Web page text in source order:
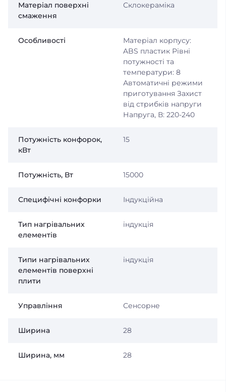
Матеріал поверхні
смаження
Склокераміка
Особливості
Матеріал корпусу:
ABS пластик Рівні
потужності та
температури: 8
Автоматичні режими
приготування Захист
від стрибків напруги
Напруга, В: 220-240
Потужність конфорок,
кВт
15
Потужність, Вт 15000
Специфічні конфорки Індукційна
Тип нагрівальних
елементів
індукція
Типи нагрівальних
елементів поверхні
плити
індукція
Управління Сенсорне
Ширина 28
Ширина, мм 28